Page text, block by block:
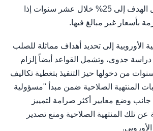
القواعد على أن يصل الهدف إلى 25% خلال عشر سنوات إذا
بأسعار غير مبالغ فيها.
الأوروبية إلى تحديد أهداف مماثلة للصلب
دراسة جدوى، وتشمل القواعد أيضاً إلزام
من دخولها حيز التنفيذ بتغطية تكاليف
المنتهية الصلاحية ضمن مبدأ "مسؤولية
جانب وضع معايير أكثر صرامة لتمييز
عن تلك المنتهية الصلاحية ومنع تصدير
الأوروبي.